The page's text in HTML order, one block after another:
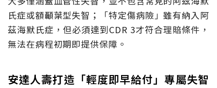
氏症或額顳葉型失智；「特定傷病險」雖有納入阿
茲海默氏症，但必須達到CDR 3才符合理賠條件，
無法在病程初期即提供保障。
安達人壽打造「輕度即早給付」專屬失智